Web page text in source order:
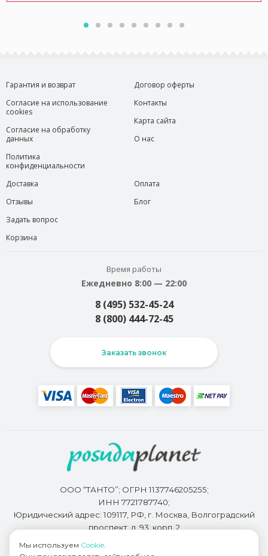
Гарантия и возврат
Согласие на использование
cookies
Согласие на обработку
данных
Политика
конфиденциальности
Договор оферты
Контакты
Карта сайта
О нас
Доставка
Отзывы
Задать вопрос
Корзина
Оплата
Блог
Время работы
Ежедневно 8:00 — 22:00
8 (495) 532-45-24
8 (800) 444-72-45
Заказать звонок
ООО “ТАНТО”; ОГРН 1137746205255;
ИНН 7721787740;
Юридический адрес: 109117, РФ, г. Москва, Волгоградский
проспект, д. 93, корп. 2
Мы используем Cookie.